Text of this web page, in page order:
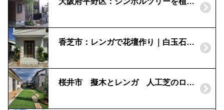
香芝市：レンガで花壇作り｜白玉石でアクセントを
桜井市 擬木とレンガ 人工芝のローメンテナンスなお庭